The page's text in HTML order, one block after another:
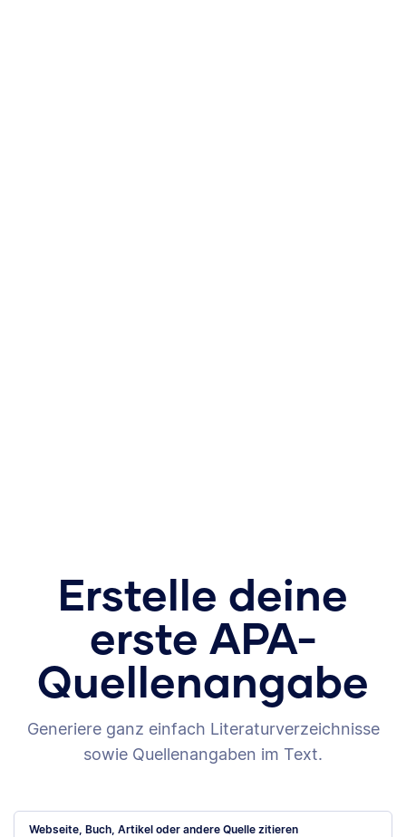
Erstelle deine
erste APA-
Quellenangabe
Generiere ganz einfach Literaturverzeichnisse
sowie Quellenangaben im Text.
Webseite, Buch, Artikel oder andere Quelle zitieren